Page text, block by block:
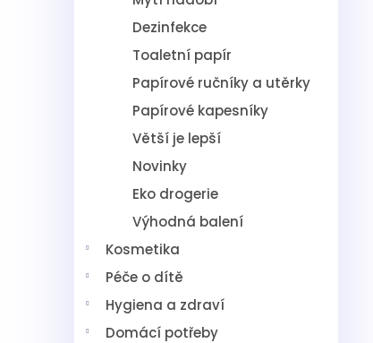
Dezinfekce
Toaletní papír
Papírové ručníky a utěrky
Papírové kapesníky
Větší je lepší
Novinky
Eko drogerie
Výhodná balení
Kosmetika
Péče o dítě
Hygiena a zdraví
Domácí potřeby